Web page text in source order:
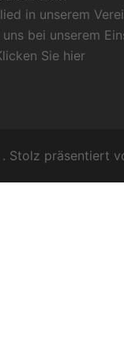
in unserem
bei unserem
Sie hier
Stolz präsentiert